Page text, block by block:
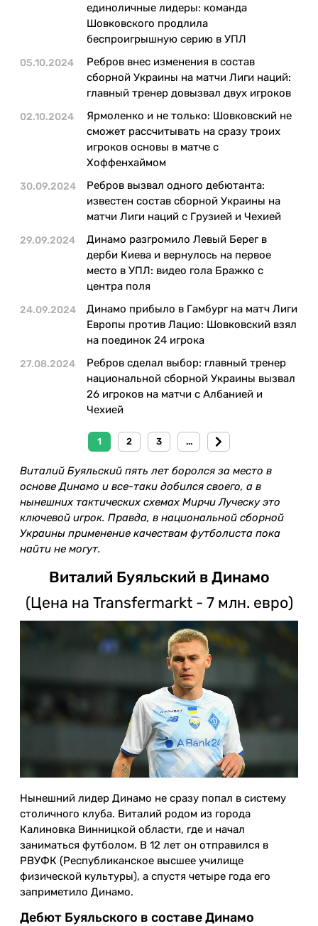
единоличные лидеры: команда
Шовковского продлила
беспроигрышную серию в УПЛ
05.10.2024
Ребров внес изменения в состав
сборной Украины на матчи Лиги наций:
главный тренер довызвал двух игроков
02.10.2024
Ярмоленко и не только: Шовковский не
сможет рассчитывать на сразу троих
игроков основы в матче с
Хоффенхаймом
30.09.2024
Ребров вызвал одного дебютанта:
известен состав сборной Украины на
матчи Лиги наций с Грузией и Чехией
29.09.2024
Динамо разгромило Левый Берег в
дерби Киева и вернулось на первое
место в УПЛ: видео гола Бражко с
центра поля
24.09.2024
Динамо прибыло в Гамбург на матч Лиги
Европы против Лацио: Шовковский взял
на поединок 24 игрока
27.08.2024
Ребров сделал выбор: главный тренер
национальной сборной Украины вызвал
26 игроков на матчи с Албанией и
Чехией
1 2 3 ...
Виталий Буяльский пять лет боролся за место в
основе Динамо и все-таки добился своего, а в
нынешних тактических схемах Мирчи Луческу это
ключевой игрок. Правда, в национальной сборной
Украины применение качествам футболиста пока
найти не могут.
Виталий Буяльский в Динамо
(Цена на Transfermarkt - 7 млн. евро)
Нынешний лидер Динамо не сразу попал в систему
столичного клуба. Виталий родом из города
Калиновка Винницкой области, где и начал
заниматься футболом. В 12 лет он отправился в
РВУФК (Республиканское высшее училище
физической культуры), а спустя четыре года его
заприметило Динамо.
Дебют Буяльского в составе Динамо